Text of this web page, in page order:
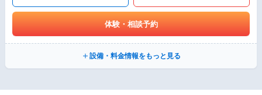
体験・相談予約
設備・料金情報をもっと見る